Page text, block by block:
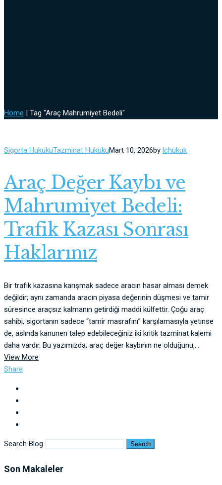
Home | Tag "Araç Mahrumiyet Bedeli"
Sigorta HukukuTazminat HukukuMart 10, 2026by lchukuk
Araç Değer Kaybı ve
Mahrumiyet Bedeli:
Trafik Kazası Sonrası
Haklarınız
Bir trafik kazasına karışmak sadece aracın hasar alması demek
değildir; aynı zamanda aracın piyasa değerinin düşmesi ve tamir
süresince araçsız kalmanın getirdiği maddi külfettir. Çoğu araç
sahibi, sigortanın sadece “tamir masrafını” karşılamasıyla yetinse
de, aslında kanunen talep edebileceğiniz iki kritik tazminat kalemi
daha vardır. Bu yazımızda; araç değer kaybının ne olduğunu,...
View More
Share
Search Blog Search
Son Makaleler